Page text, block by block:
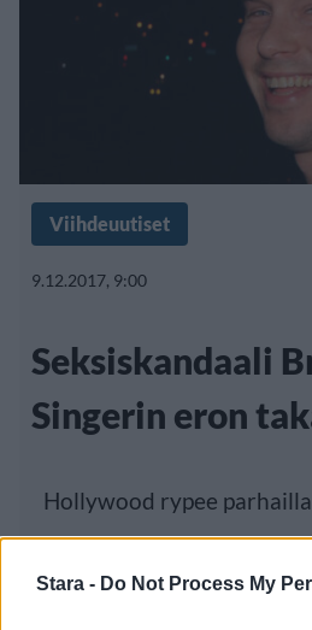
Stara - Do Not Process My
Viihdeuutiset
9.12.2017, 9:00
Seksiskandaali
Singerin eron
Hollywood rypee
seksiskandaaleissa. Yksi
tapauksista liittyy